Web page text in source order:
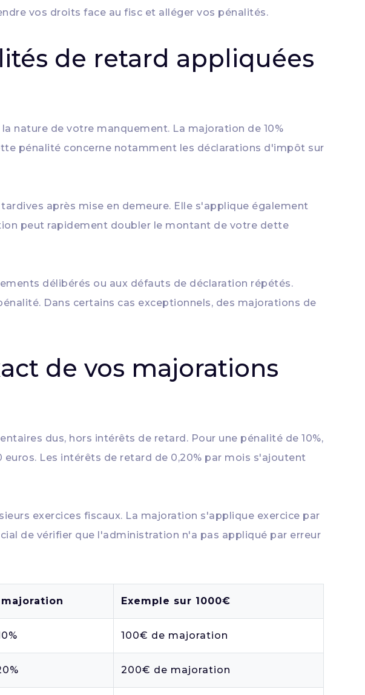
vos droits face au fisc et alléger vos pénalités.
de retard appliquées
la nature de votre manquement. La majoration de 10%
pénalité concerne notamment les déclarations d'impôt sur
après mise en demeure. Elle s'applique également
peut rapidement doubler le montant de votre dette
délibérés ou aux défauts de déclaration répétés.
Dans certains cas exceptionnels, des majorations de
de vos majorations
dus, hors intérêts de retard. Pour une pénalité de 10%,
Les intérêts de retard de 0,20% par mois s'ajoutent
exercices fiscaux. La majoration s'applique exercice par
de vérifier que l'administration n'a pas appliqué par erreur
Exemple sur 1000€
100€ de majoration
200€ de majoration